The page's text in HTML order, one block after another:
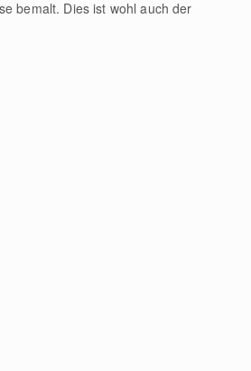
bemalt. Dies ist wohl auch der